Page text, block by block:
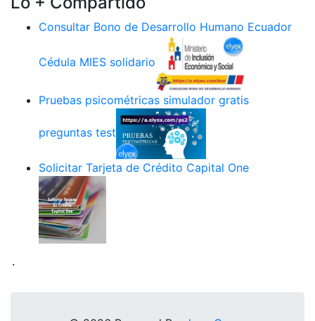
Consultar Bono de Desarrollo Humano Ecuador
Cédula MIES solidario
Pruebas psicométricas simulador gratis
preguntas test
Solicitar Tarjeta de Crédito Capital One
.